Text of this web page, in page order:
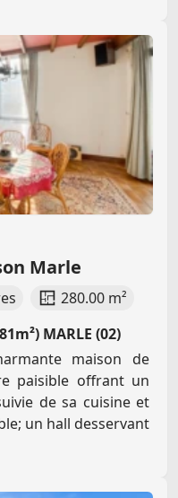
Marle
280.00 m²
MARLE (02)
maison de
paisible offrant un
de sa cuisine et
un hall desservant